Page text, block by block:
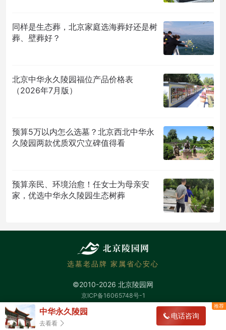
同样是生态葬，北京家庭选海葬好还是树
葬、壁葬好？
北京中华永久陵园福位产品价格表
（2026年7月版）
预算5万以内怎么选墓？北京西北中华永
久陵园两款优质双穴立碑值得看
预算亲民、环境治愈！任女士为母亲安
家，优选中华永久陵园生态树葬
中华永久陵园
去看看
电话咨询
选墓老品牌 家属省心安心
©2010-2026 北京陵园网
京ICP备16065748号-1